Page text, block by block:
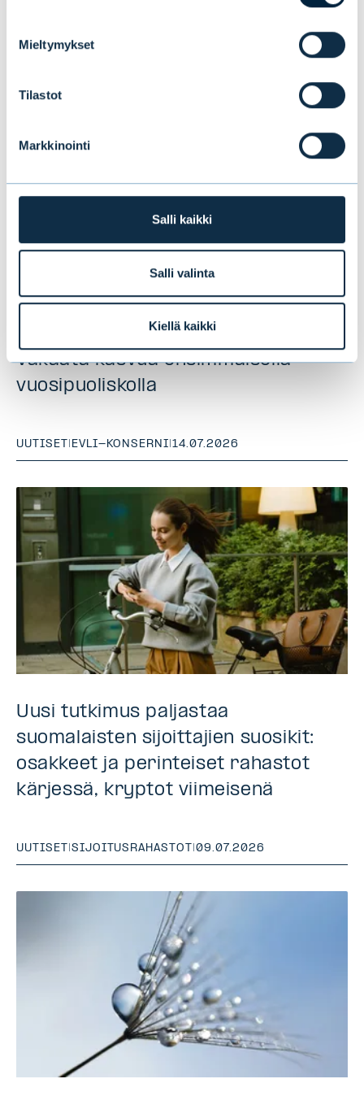
Mieltymykset
Tilastot
Markkinointi
Salli kaikki
Salli valinta
Kiellä kaikki
kiinnostaa sinua
Evlin puolivuosikatsaus 1–6/2026:
Vakaata kasvua ensimmäisellä
vuosipuoliskolla
UUTISET | EVLI-KONSERNI|14.07.2026
Uusi tutkimus paljastaa
suomalaisten sijoittajien suosikit:
osakkeet ja perinteiset rahastot
kärjessä, kryptot viimeisenä
UUTISET SIJOITUSRAHASTOT |09.07.2026